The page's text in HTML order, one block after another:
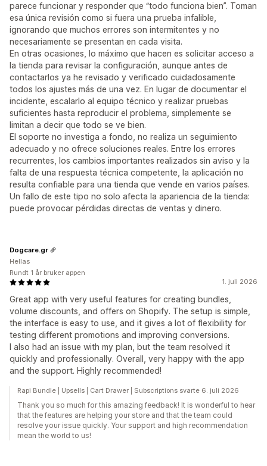
parece funcionar y responder que “todo funciona bien”. Toman
esa única revisión como si fuera una prueba infalible,
ignorando que muchos errores son intermitentes y no
necesariamente se presentan en cada visita.
En otras ocasiones, lo máximo que hacen es solicitar acceso a
la tienda para revisar la configuración, aunque antes de
contactarlos ya he revisado y verificado cuidadosamente
todos los ajustes más de una vez. En lugar de documentar el
incidente, escalarlo al equipo técnico y realizar pruebas
suficientes hasta reproducir el problema, simplemente se
limitan a decir que todo se ve bien.
El soporte no investiga a fondo, no realiza un seguimiento
adecuado y no ofrece soluciones reales. Entre los errores
recurrentes, los cambios importantes realizados sin aviso y la
falta de una respuesta técnica competente, la aplicación no
resulta confiable para una tienda que vende en varios países.
Un fallo de este tipo no solo afecta la apariencia de la tienda:
puede provocar pérdidas directas de ventas y dinero.
1. juli 2026
Great app with very useful features for creating bundles,
volume discounts, and offers on Shopify. The setup is simple,
the interface is easy to use, and it gives a lot of flexibility for
testing different promotions and improving conversions.
I also had an issue with my plan, but the team resolved it
quickly and professionally. Overall, very happy with the app
and the support. Highly recommended!
Dogcare.gr
Hellas
Rundt 1 år bruker appen
Rapi Bundle | Upsells | Cart Drawer | Subscriptions svarte 6. juli 2026
Thank you so much for this amazing feedback! It is wonderful to hear
that the features are helping your store and that the team could
resolve your issue quickly. Your support and high recommendation
mean the world to us!